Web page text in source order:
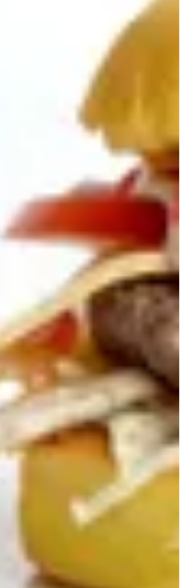
الجرانولا
كاكاو
التجمعات
سلطة
المقبلات
الباستا
ساندويتشات
سلايدر
حلويات
تشيز كيك
كريب
بان كيك & وافل
المشروبات
وجبات الأطفال
سلايدر
سلايدر دجاج براون دايموند